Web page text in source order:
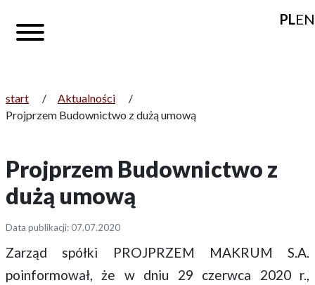
PLEN
start / Aktualności
/
Projprzem Budownictwo z dużą umową
Projprzem Budownictwo z
dużą umową
Data publikacji: 07.07.2020
Zarząd spółki PROJPRZEM MAKRUM S.A.
poinformował, że w dniu 29 czerwca 2020 r.,